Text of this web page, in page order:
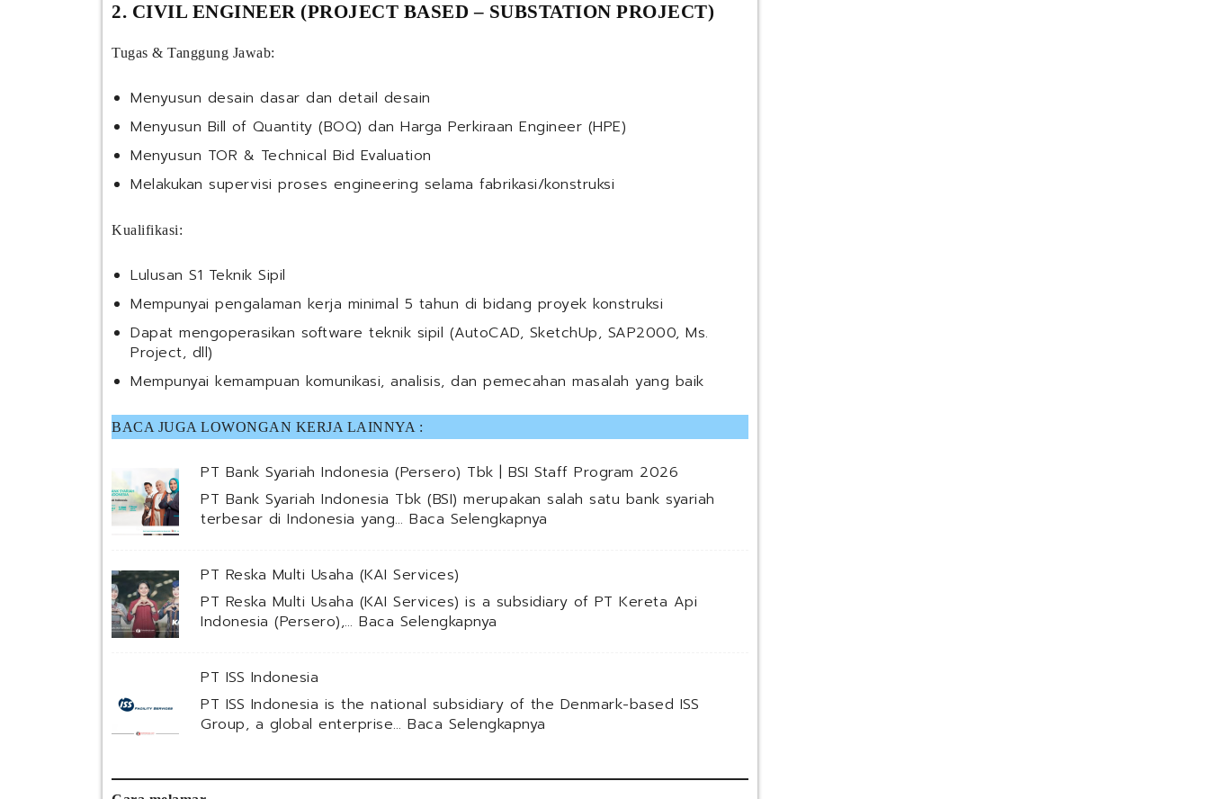
2. CIVIL ENGINEER (PROJECT BASED – SUBSTATION PROJECT)
Tugas & Tanggung Jawab:
Menyusun desain dasar dan detail desain
Menyusun Bill of Quantity (BOQ) dan Harga Perkiraan Engineer (HPE)
Menyusun TOR & Technical Bid Evaluation
Melakukan supervisi proses engineering selama fabrikasi/konstruksi
Kualifikasi:
Lulusan S1 Teknik Sipil
Mempunyai pengalaman kerja minimal 5 tahun di bidang proyek konstruksi
Dapat mengoperasikan software teknik sipil (AutoCAD, SketchUp, SAP2000, Ms.
Project, dll)
Mempunyai kemampuan komunikasi, analisis, dan pemecahan masalah yang baik
BACA JUGA LOWONGAN KERJA LAINNYA :
PT Bank Syariah Indonesia (Persero) Tbk | BSI Staff Program 2026
PT Bank Syariah Indonesia Tbk (BSI) merupakan salah satu bank syariah
terbesar di Indonesia yang… Baca Selengkapnya
a
n
r
I
PT Reska Multi Usaha (KAI Services)
PT Reska Multi Usaha (KAI Services) is a subsidiary of PT Kereta Api
Indonesia (Persero),… Baca Selengkapnya
e
s
k
PT ISS Indonesia
PT ISS Indonesia is the national subsidiary of the Denmark-based ISS
Group, a global enterprise… Baca Selengkapnya
I